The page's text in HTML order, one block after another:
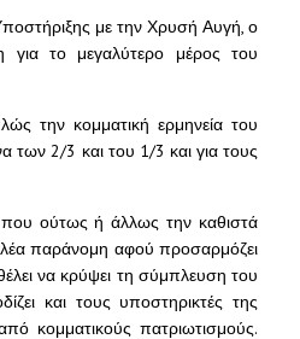
με την Χρυσή Αυγή, ο
για το μεγαλύτερο μέρος του
την κομματική ερμηνεία του
των 2/3 και του 1/3 και για τους
ούτως ή άλλως την καθιστά
παράνομη αφού προσαρμόζει
να κρύψει τη σύμπλευση του
και τους υποστηρικτές της
κομματικούς πατριωτισμούς.